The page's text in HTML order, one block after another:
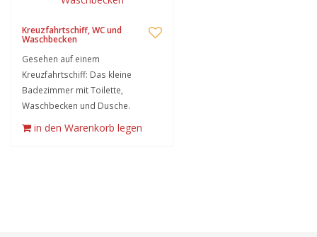
Kreuzfahrtschiff, WC und
Waschbecken
Gesehen auf einem
Kreuzfahrtschiff: Das kleine
Badezimmer mit Toilette,
Waschbecken und Dusche.
in den Warenkorb legen